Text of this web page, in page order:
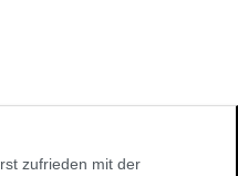
zufrieden mit der